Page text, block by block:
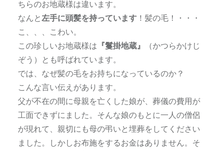
ちらのお地蔵様は違います。
なんと 左手に頭髪を持っています！髪の毛！・・・
こ、、、こわい。
この珍しいお地蔵様は 『鬘掛地蔵』
（かつらかけじ
ぞう）とも呼ばれています。
では、なぜ髪の毛をお持ちになっているのか？
こんな言い伝えがあります。
父が不在の間に母親を亡くした娘が、葬儀の費用が
工面できずにました。そんな娘のもとに一人の僧侶
が現れて、親切にも母の弔いと埋葬をしてください
ました。しかしお布施をするお金はありません。そ